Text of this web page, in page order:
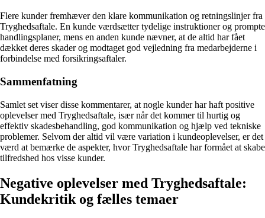
Flere kunder fremhæver den klare kommunikation og retningslinjer fra
Tryghedsaftale. En kunde værdsætter tydelige instruktioner og prompte
handlingsplaner, mens en anden kunde nævner, at de altid har fået
dækket deres skader og modtaget god vejledning fra medarbejderne i
forbindelse med forsikringsaftaler.
Sammenfatning
Samlet set viser disse kommentarer, at nogle kunder har haft positive
oplevelser med Tryghedsaftale, især når det kommer til hurtig og
effektiv skadesbehandling, god kommunikation og hjælp ved tekniske
problemer. Selvom der altid vil være variation i kundeoplevelser, er det
værd at bemærke de aspekter, hvor Tryghedsaftale har formået at skabe
tilfredshed hos visse kunder.
Negative oplevelser med Tryghedsaftale:
Kundekritik og fælles temaer